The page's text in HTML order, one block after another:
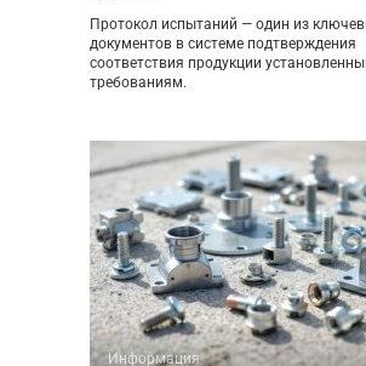
Протокол испытаний — один из
документов в системе подтверждения
соответствия продукции
требованиям.
Информация